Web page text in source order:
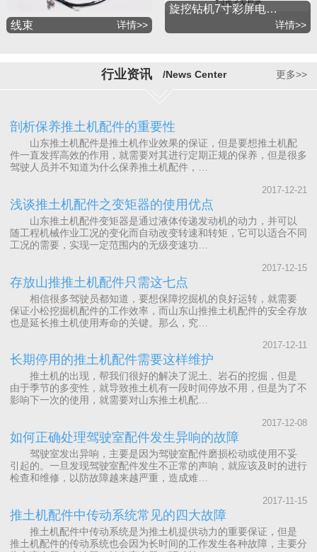
线束 详情>>
旋挖钻机7寸彩屏电…
详情>>
行业资讯 /News Center 更多>>
剖析保养推土机配件的重要性
山东推土机配件是推土机作业效果的保证，但是要想推土机配
件一直发挥高效的作用，就需要对其进行定期正规的保养，但是很多
驾驶人员并不知道为什么保养推土机配件，…
2017-12-21
浅谈推土机配件之变矩器的使用优点
山东推土机配件变矩器是通过液体传递发动机的动力，并可以
随工程机械作业工况的变化而自动改变转速和转矩，它可以适合不同
工况的需要，实现一定范围内的无级变速功…
2017-12-15
存放山推推土机配件只需这七点
相信很多驾驶员都知道，要想保障挖掘机的良好运转，就需要
保证小松挖掘机配件的工作效率，而山东山推推土机配件的安全存放
也是延长推土机使用寿命的关键。那么，究…
2017-12-11
长期停用的推土机配件需要这样维护
推土机的出现，帮我们很好的解决了泥土、岩石的挖掘，但是
由于季节的多变性，就导致推土机有一段时间停放不用，但是为了不
影响下一次的使用，就需要对山东推土机配…
2017-12-08
如何正确处理驾驶室配件发生异响的故障
驾驶室发出异响，主要是因为驾驶室配件磨损松动或使用不妥
引起的。一旦发现驾驶室配件发生不正常的声响，就应该及时的进行
检查和维修，以防故障越来越严重，造成难…
2017-11-15
推土机配件中传动系统常见的四大故障
推土机配件中传动系统是为推土机提供动力的重要保证，但是
推土机配件的传动系统也会因为长时间的工作发生各种故障，主要分